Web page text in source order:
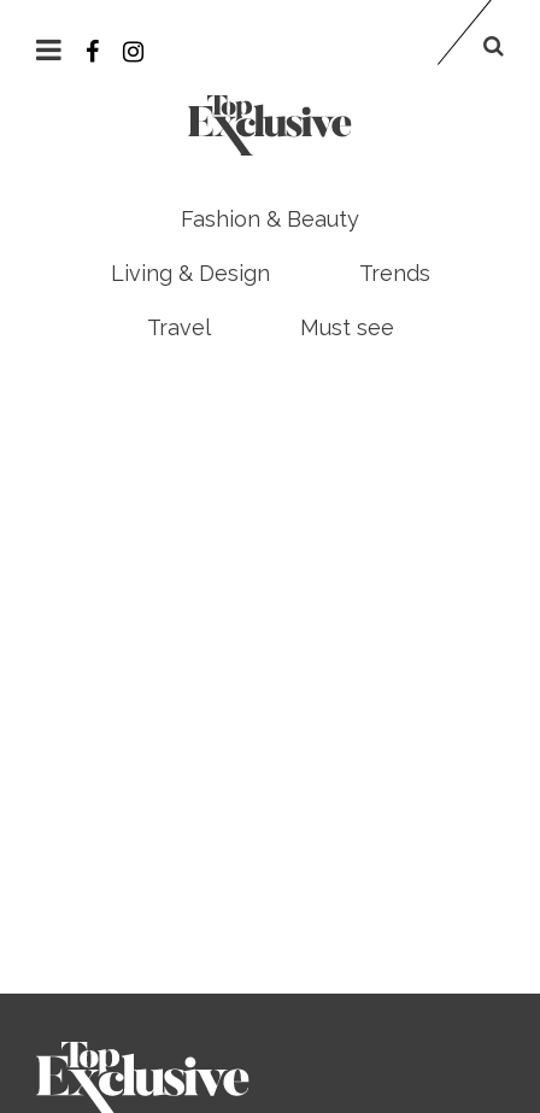
Fashion & Beauty
Living & Design Trends
Travel Must see